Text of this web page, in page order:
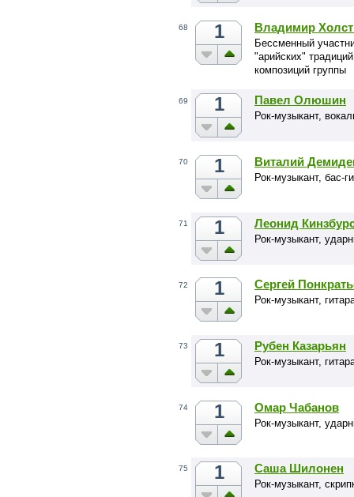
68 1 Владимир
Бессменный
"арийских"
композиций группы
69 1 Павел Олюшин
Рок-музыкант,
70 1 Виталий
Рок-музыкант, бас-
71 1 Леонид
Рок-музыкант,
72 1 Сергей
Рок-музыкант,
73 1 Рубен Казарьян
Рок-музыкант,
74 1 Омар Чабанов
Рок-музыкант,
75 1 Саша Шилонен
Рок-музыкант,